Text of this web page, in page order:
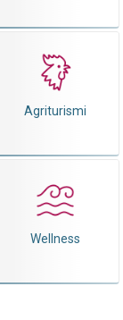
Agriturismi
Wellness